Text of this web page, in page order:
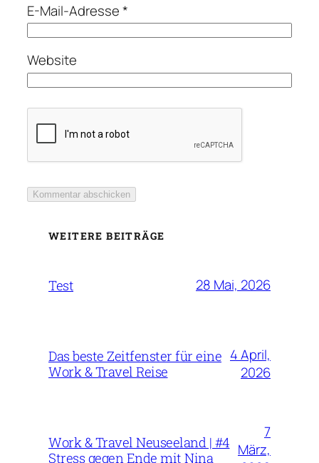
E-Mail-Adresse*
Website
WEITERE BEITRÄGE
Test 28 Mai, 2026
Das beste Zeitfenster für eine
Work & Travel Reise
4 April,
2026
Work & Travel Neuseeland | #4
Stress gegen Ende mit Nina
7
März,